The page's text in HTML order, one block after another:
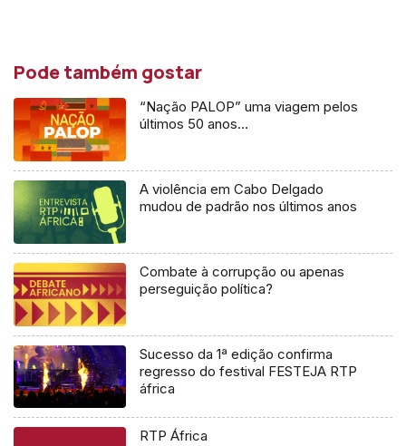
Pode também gostar
“Nação PALOP” uma viagem pelos
últimos 50 anos…
A violência em Cabo Delgado
mudou de padrão nos últimos anos
Combate à corrupção ou apenas
perseguição política?
Sucesso da 1ª edição confirma
regresso do festival FESTEJA RTP
áfrica
RTP África